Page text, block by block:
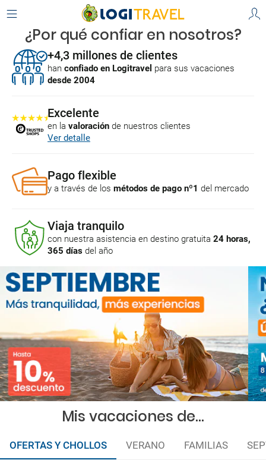
¿Por qué confiar en nosotros?
+4,3 millones de clientes
han confiado en Logitravel para sus vacaciones
desde 2004
Excelente
en la valoración de nuestros clientes
Ver detalle
Pago flexible
y a través de los métodos de pago nº1 del mercado
Viaja tranquilo
con nuestra asistencia en destino gratuita 24 horas,
365 días del año
Mis vacaciones de...
OFERTAS Y CHOLLOS VERANO FAMILIAS